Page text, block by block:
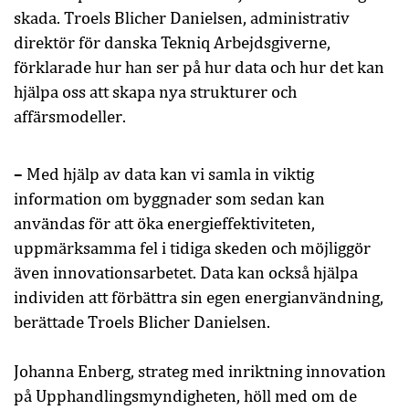
skada. Troels Blicher Danielsen, administrativ
direktör för danska Tekniq Arbejdsgiverne,
förklarade hur han ser på hur data och hur det kan
hjälpa oss att skapa nya strukturer och
affärsmodeller.
– Med hjälp av data kan vi samla in viktig
information om byggnader som sedan kan
användas för att öka energieffektiviteten,
uppmärksamma fel i tidiga skeden och möjliggör
även innovationsarbetet. Data kan också hjälpa
individen att förbättra sin egen energianvändning,
berättade Troels Blicher Danielsen.
Johanna Enberg, strateg med inriktning innovation
på Upphandlingsmyndigheten, höll med om de